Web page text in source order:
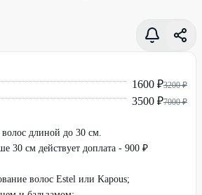
1600 ₽3200 ₽
3500 ₽7000 ₽
волос длиной до 30 см.
30 см действует доплата - 900 ₽
волос Estel или Kapous;